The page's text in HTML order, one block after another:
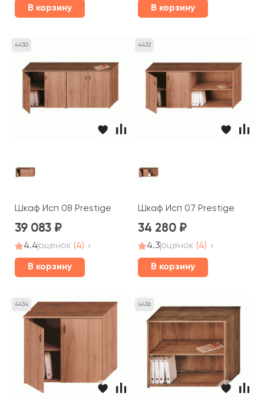
В корзину В корзину
4430
Шкаф Исп 08 Prestige
39 083
4.4оценок (4)
В корзину
4432
Шкаф Исп 07 Prestige
34 280
4.3оценок (4)
В корзину
4434 4436